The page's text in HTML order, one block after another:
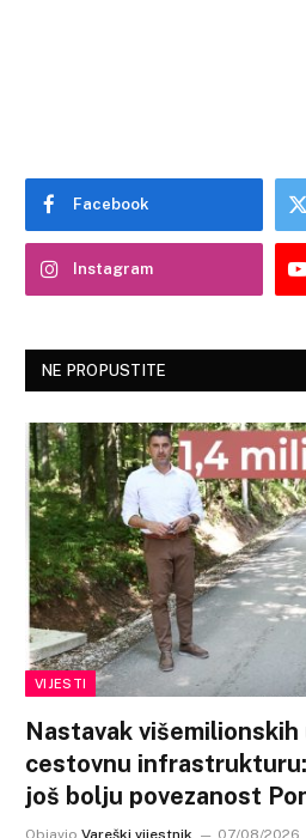
Facebook
Instagram
NE PROPUSTITE
VIJESTI
Nastavak višemilionskih
cestovnu infrastrukturu:
još bolju povezanost
Objavio Vareški vijestnik 07/08/2026